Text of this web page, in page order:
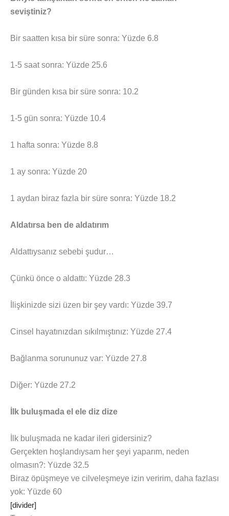
seviştiniz?
Bir saatten kısa bir süre sonra: Yüzde 6.8
1-5 saat sonra: Yüzde 25.6
Bir günden kısa bir süre sonra: 10.2
1-5 gün sonra: Yüzde 10.4
1 hafta sonra: Yüzde 8.8
1 ay sonra: Yüzde 20
1 aydan biraz fazla bir süre sonra: Yüzde 18.2
Aldatırsa ben de aldatırım
Aldattıysanız sebebi şudur…
Çünkü önce o aldattı: Yüzde 28.3
İlişkinizde sizi üzen bir şey vardı: Yüzde 39.7
Cinsel hayatınızdan sıkılmıştınız: Yüzde 27.4
Bağlanma sorununuz var: Yüzde 27.8
Diğer: Yüzde 27.2
İlk buluşmada el ele diz dize
İlk buluşmada ne kadar ileri gidersiniz?
Gerçekten hoşlandıysam her şeyi yaparım, neden
olmasın?: Yüzde 32.5
Biraz öpüşmeye ve cilveleşmeye izin veririm, daha fazlası
yok: Yüzde 60
[divider]